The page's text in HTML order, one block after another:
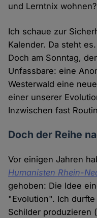
und Lerntnix wohnen?
Ich schaue zur
Kalender. Da steht
Doch am Sonntag,
Unfassbare: eine
Westerwald eine
einer unserer
Inzwischen fast
Doch der Reihe
Vor einigen Jahren
Humanisten Rhein-
gehoben: Die Idee
"Evolution". Ich
Schilder produzieren